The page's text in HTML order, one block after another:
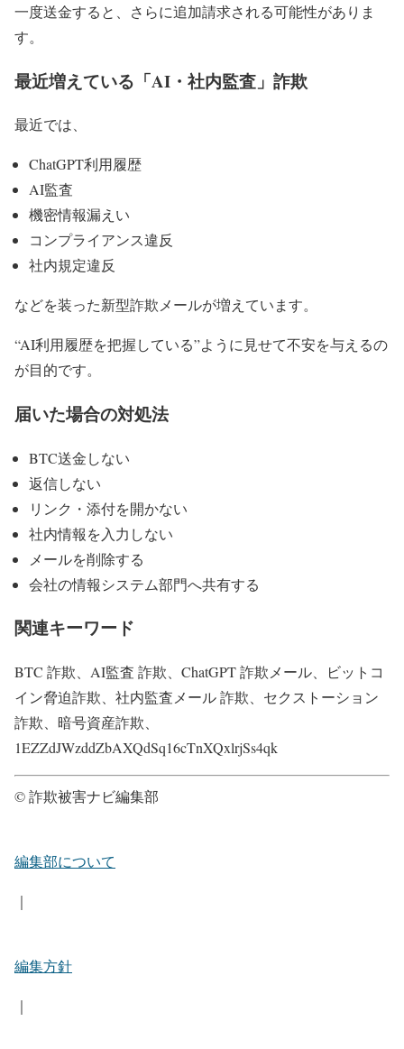
一度送金すると、さらに追加請求される可能性がありま
す。
最近増えている「AI・社内監査」詐欺
最近では、
ChatGPT利用履歴
AI監査
機密情報漏えい
コンプライアンス違反
社内規定違反
などを装った新型詐欺メールが増えています。
“AI利用履歴を把握している”ように見せて不安を与えるの
が目的です。
届いた場合の対処法
BTC送金しない
返信しない
リンク・添付を開かない
社内情報を入力しない
メールを削除する
会社の情報システム部門へ共有する
関連キーワード
BTC 詐欺、AI監査 詐欺、ChatGPT 詐欺メール、ビットコ
イン脅迫詐欺、社内監査メール 詐欺、セクストーション
詐欺、暗号資産詐欺、
1EZZdJWzddZbAXQdSq16cTnXQxlrjSs4qk
© 詐欺被害ナビ編集部
編集部について
｜
編集方針
｜